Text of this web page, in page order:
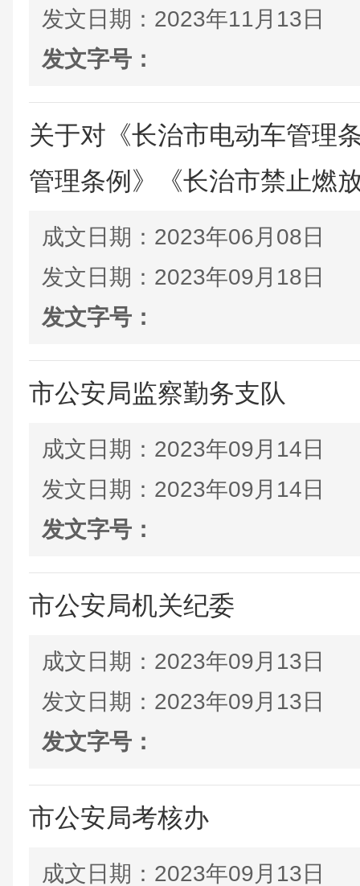
发文日期： 2023年11月13日
发文字号：
关于对《长治市电动车管理
管理条例》《长治市禁止燃
成文日期： 2023年06月08日
发文日期： 2023年09月18日
发文字号：
市公安局监察勤务支队
成文日期： 2023年09月14日
发文日期： 2023年09月14日
发文字号：
市公安局机关纪委
成文日期： 2023年09月13日
发文日期： 2023年09月13日
发文字号：
市公安局考核办
成文日期： 2023年09月13日